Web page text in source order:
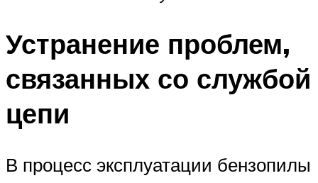
Устранение проблем,
связанных со службой
цепи
В процесс эксплуатации бензопилы